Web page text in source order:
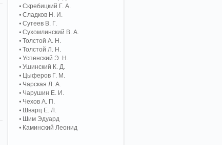
Скребицкий Г. А.
Сладков Н. И.
Сутеев В. Г.
Сухомлинский В. А.
Толстой А. Н.
Толстой Л. Н.
Успенский Э. Н.
Ушинский К. Д.
Цыферов Г. М.
Чарская Л. А.
Чарушин Е. И.
Чехов А. П.
Шварц Е. Л.
Шим Эдуард
Каминский Леонид